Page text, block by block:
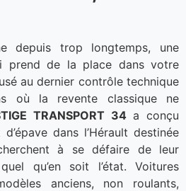
depuis trop longtemps, une
prend de la place dans votre
au dernier contrôle technique
où la revente classique ne
TRANSPORT 34a conçu
dans l’Hérault destinée
à se défaire de leur
qu’en soit l’état. Voitures
anciens, non roulants,